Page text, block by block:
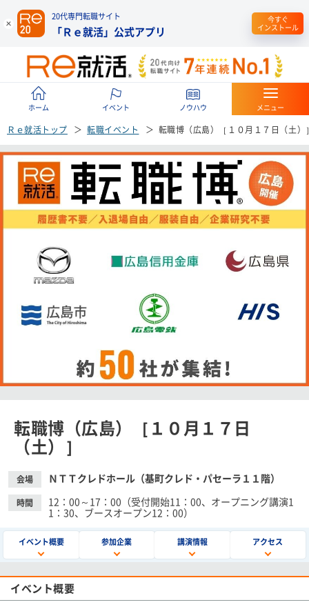
20代専門転職サイト
「Ｒｅ就活」公式アプリ
今すぐ
インストール
ホーム イベント ノウハウ メニュー
Ｒｅ就活トップ 転職イベント 転職博（広島）［１０月１７日（土）
転職博（広島）［１０月１７日
（土）］
会場 ＮＴＴクレドホール（基町クレド・パセーラ１１階）
時間
12：00～17：00（受付開始11：00、オープニング講演1
1：30、ブースオープン12：00）
イベント概要 参加企業 講演情報 アクセス
イベント概要